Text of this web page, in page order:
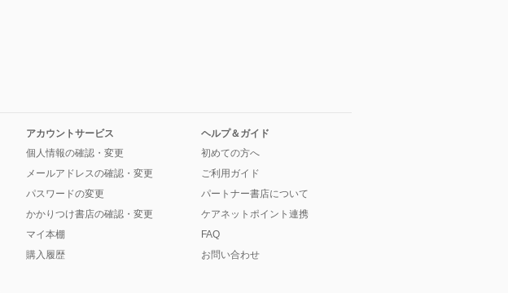
アカウントサービス
個人情報の確認・変更
メールアドレスの確認・変更
パスワードの変更
かかりつけ書店の確認・変更
マイ本棚
購入履歴
ヘルプ＆ガイド
初めての方へ
ご利用ガイド
パートナー書店について
ケアネットポイント連携
FAQ
お問い合わせ